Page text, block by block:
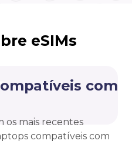
eSIMs
com
os mais recentes
compatíveis com